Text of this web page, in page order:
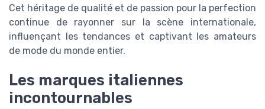
Cet héritage de qualité et de passion pour la perfection
continue de rayonner sur la scène internationale,
influençant les tendances et captivant les amateurs
de mode du monde entier.
Les marques italiennes
incontournables